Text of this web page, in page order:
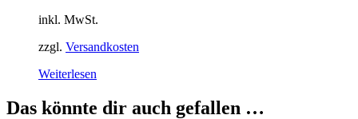
inkl. MwSt.
zzgl. Versandkosten
Weiterlesen
Das könnte dir auch gefallen …